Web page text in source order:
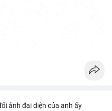
ảnh đại diện của anh ấy